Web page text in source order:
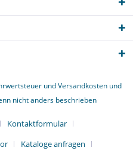
undVersandkostenund
nicht anders beschrieben
Kontaktformular
Kataloge anfragen